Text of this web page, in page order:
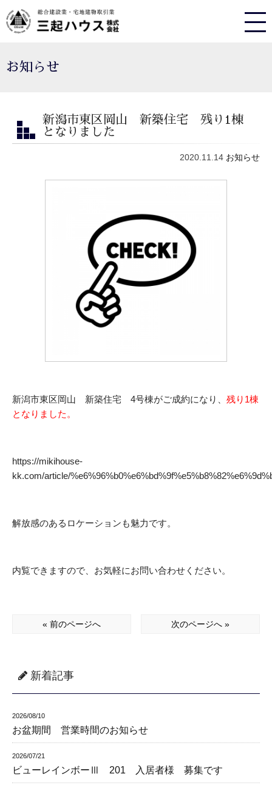
お知らせ
新潟市東区岡山 新築住宅 残り1棟
となりました
2020.11.14 お知らせ
新潟市東区岡山 新築住宅 4号棟がご成約になり、 残り1棟
となりました。
https://mikihouse-
kk.com/article/
解放感のあるロケーションも魅力です。
内覧できますので、お気軽にお問い合わせください。
« 前のページへ 次のページへ »
新着記事
2026/08/10
お盆期間 営業時間のお知らせ
2026/07/21
ビューレインボーⅢ 201 入居者様 募集です